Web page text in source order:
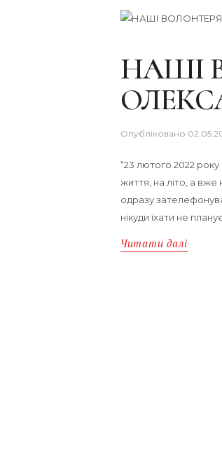
НАШІ
Опубліковано
“23 лютого 2022
життя, на літо, а вже
одразу
нікуди їхати не
Читати далі